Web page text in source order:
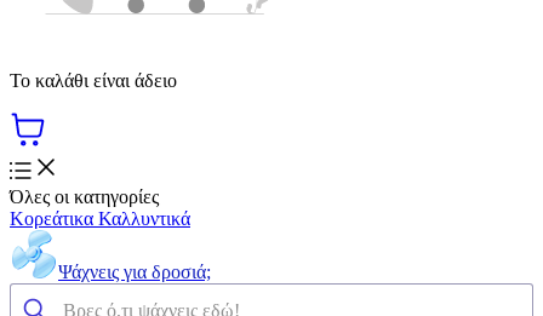
Το καλάθι είναι άδειο
Όλες οι κατηγορίες
Κορεάτικα Καλλυντικά
Ψάχνεις για δροσιά;